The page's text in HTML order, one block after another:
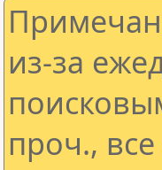
из-за
проч.,